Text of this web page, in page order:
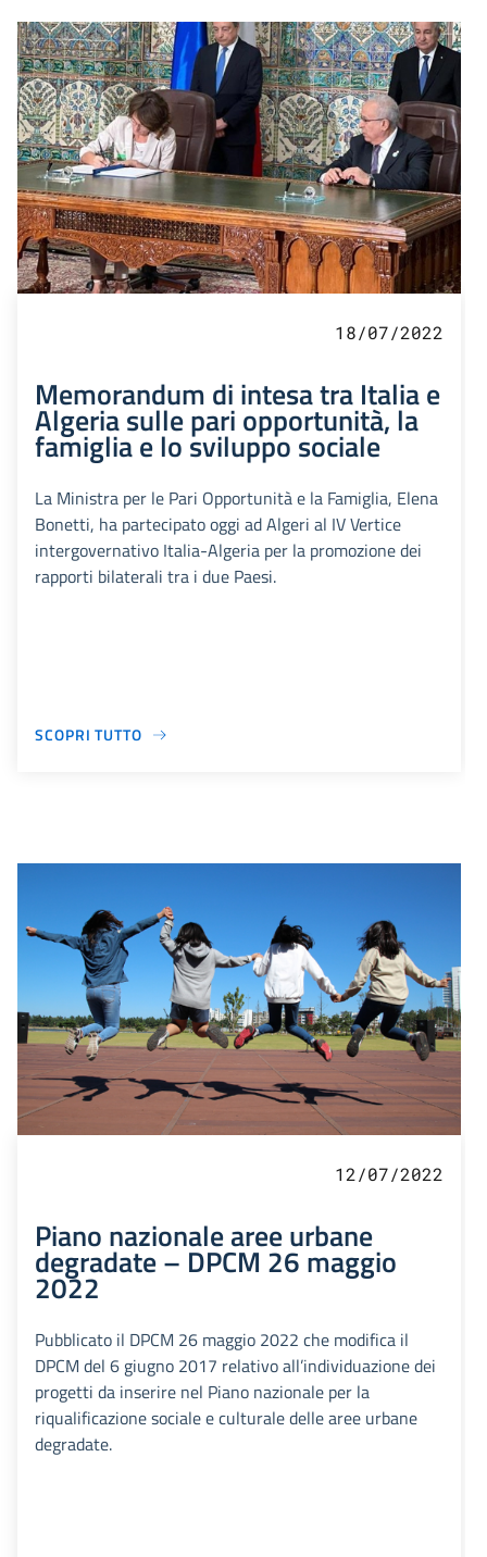
18/07/2022
Memorandum di intesa tra Italia e
Algeria sulle pari opportunità, la
famiglia e lo sviluppo sociale
La Ministra per le Pari Opportunità e la Famiglia, Elena
Bonetti, ha partecipato oggi ad Algeri al IV Vertice
intergovernativo Italia-Algeria per la promozione dei
rapporti bilaterali tra i due Paesi.
SCOPRI TUTTO
12/07/2022
Piano nazionale aree urbane
degradate – DPCM 26 maggio
2022
Pubblicato il DPCM 26 maggio 2022 che modifica il
DPCM del 6 giugno 2017 relativo all’individuazione dei
progetti da inserire nel Piano nazionale per la
riqualificazione sociale e culturale delle aree urbane
degradate.